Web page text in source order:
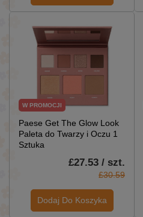
W PROMOCJI
Paese Get The Glow Look
Paleta do Twarzy i Oczu 1
Sztuka
£27.53 / szt.
£30.59
Dodaj Do Koszyka